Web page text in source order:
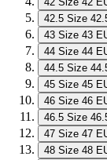
42.5 Size
43 Size 43
44 Size 44
44.5 Size
45 Size 45
46 Size 46
46.5 Size
47 Size 47
48 Size 48